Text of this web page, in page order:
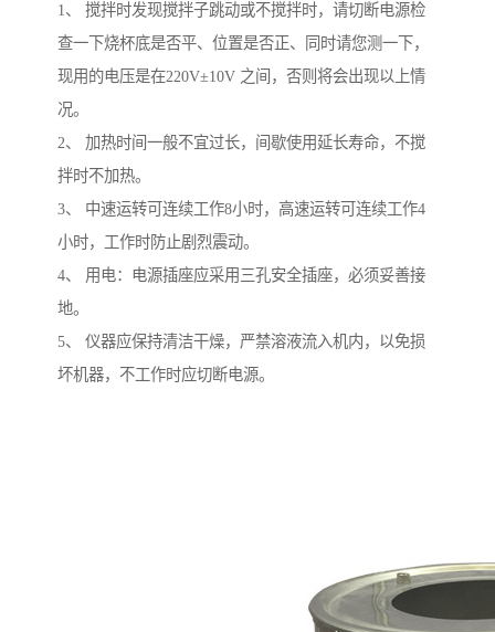
1、 搅拌时发现搅拌子跳动或不搅拌时，请切断电源检
查一下烧杯底是否平、位置是否正、同时请您测一下，
现用的电压是在220V±10V 之间，否则将会出现以上情
况。
2、 加热时间一般不宜过长，间歇使用延长寿命，不搅
拌时不加热。
3、 中速运转可连续工作8小时，高速运转可连续工作4
小时，工作时防止剧烈震动。
4、 用电：电源插座应采用三孔安全插座，必须妥善接
地。
5、 仪器应保持清洁干燥，严禁溶液流入机内，以免损
坏机器，不工作时应切断电源。